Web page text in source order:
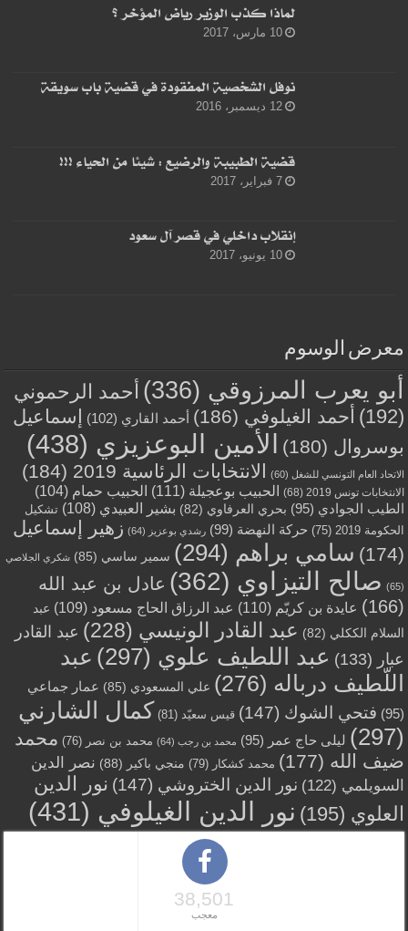
لماذا كذب الوزير رياض المؤخر ؟
10 مارس، 2017
نوفل الشخصية المفقودة في قضية باب سويقة
12 ديسمبر، 2016
قضية الطبيبة والرضيع : شيئا من الحياء !!!
7 فبراير، 2017
إنقلاب داخلي في قصر آل سعود
10 يونيو، 2017
معرض الوسوم
أبو يعرب المرزوقي (336)
أحمد الرحموني
(192)
أحمد الغيلوفي (186) أحمد القاري (102)
إسماعيل
بوسروال (180) الأمين البوعزيزي (438)
الاتحاد العام التونسي للشغل (60) الانتخابات الرئاسية 2019 (184)
الانتخابات تونس 2019 (68) الحبيب بوعجيلة (111) الحبيب حمام (104)
الطيب الجوادي (95) بحري العرفاوي (82) بشير العبيدي (108)
تشكيل
الحكومة 2019
(75) حركة النهضة (99) رشدي بوعزيز (64)
زهير إسماعيل
(174)
سامي براهم (294) سمير ساسي (85) شكري الجلاصي
(65) صالح التيزاوي (362)
عادل بن عبد الله
(166)
عايدة بن كريّم (110) عبد الرزاق الحاج مسعود (109)
عبد
السلام الككلي (82) عبد القادر الونيسي (228)
عبد القادر
عبار (133) عبد اللطيف علوي (297)
عبد
اللّطيف درباله (276) علي المسعودي (85)
عمار جماعي
(95)
فتحي الشوك (147) قيس سعيّد (81)
كمال الشارني
(297)
ليلى حاج عمر (95) محمد بن رجب (64) محمد بن نصر (76)
محمد
ضيف الله (177) محمد كشكار (79) منجي باكير (88)
نصر الدين
السويلمي (122) نور الدين الختروشي (147)
نور الدين
العلوي (195) نور الدين الغيلوفي (431)
38,501
معجب